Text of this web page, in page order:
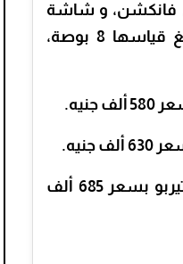
فانكشن، و شاشة
ملونة تعمل باللمس لعرض الوسائط المتعددة و أنظمة الملاحة يبلغ قياسها 8 بوصة،
الفئة الثالثة أوتوماتيك موديل TITANIUM 2021 محرك 2000 سي سي تيربو بسعر 685 ألف